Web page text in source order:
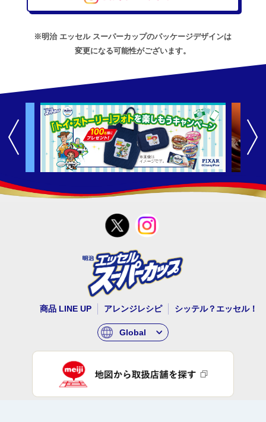
※明治 エッセル スーパーカップのパッケージデザインは
変更になる可能性がございます。
商品 LINE UP アレンジレシピ シッテル？エッセル！
Global